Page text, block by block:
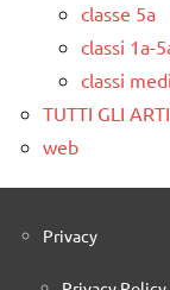
classe 5a
classi 1a-
classi
TUTTI GLI
web
Privacy